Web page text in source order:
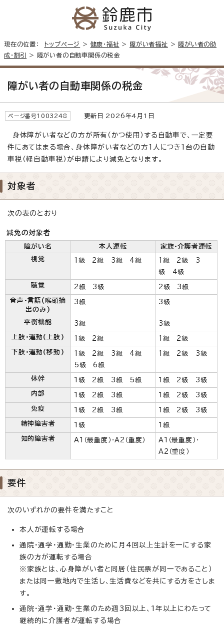
現在の位置： トップページ > 健康・福祉 > 障がい者福祉 >
障がい者の助
成・割引
> 障がい者の自動車関係の税金
障がい者の自動車関係の税金
ページ番号1003248 更新日 2026年4月1日
身体障がい者などの方が所有（かつ使用）する自動車で、一定要
件にあてはまる場合、身体障がい者などの方1人につき1台の自動
車税（軽自動車税）が申請により減免となります。
対象者
次の表のとおり
減免の対象者
障がい名 本人運転
家族・介護者運転
視覚
1級 2級 3級 4級
1級 2級 3
級 4級
聴覚 2級 3級 2級 3級
音声・言語(喉頭摘
出のみ)
3級 3級
平衡機能 3級 3級
上肢・運動(上肢) 1級 2級 1級 2級
下肢・運動(移動)
1級 2級 3級 4級
5級 6級
1級 2級 3級
体幹 1級 2級 3級 5級 1級 2級 3級
内部 1級 2級 3級 1級 2級 3級
免疫 1級 2級 3級 1級 2級 3級
精神障害者 1級 1級
知的障害者 A1（最重度）・A2（重度）
A1（最重度）・
A2（重度）
要件
次のいずれかの要件を満たすこと
本人が運転する場合
通院・通学・通勤・生業のために月4回以上生計を一にする家
族の方が運転する場合
※家族とは、心身障がい者と同居（住民票が同一であること）
または同一敷地内で生活し、生活費などを共にする方をさしま
す。
通院・通学・通勤・生業のため週3回以上、1年以上にわたって
継続的に介護者が運転する場合